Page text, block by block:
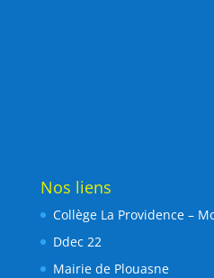
Nos liens
Collège La Providence –
Ddec 22
Mairie de Plouasne